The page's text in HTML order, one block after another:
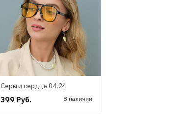
Серьги сердце 04.24
399 Руб. В наличии